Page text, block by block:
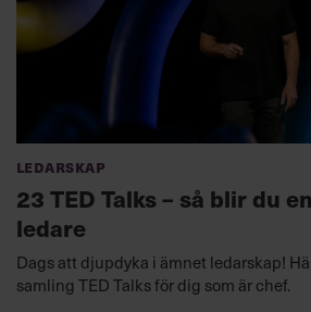
Ledarskap
23 TED Talks – så blir du
ledare
Dags att djupdyka i ämnet ledarskap!
samling TED Talks för dig som är chef.